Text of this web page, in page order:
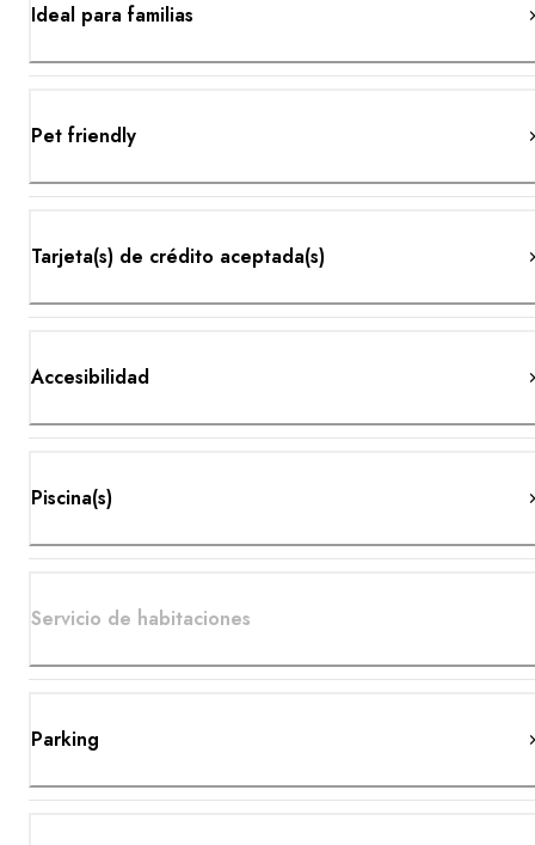
Ideal para familias
Pet friendly
Tarjeta(s) de crédito aceptada(s)
Accesibilidad
Piscina(s)
Servicio de habitaciones
Parking